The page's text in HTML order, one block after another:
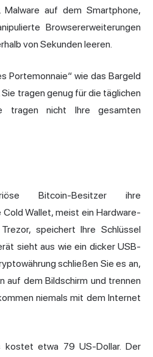
Malware auf dem Smartphone,
Browsererweiterungen
von Sekunden leeren.
Portemonnaie“ wie das Bargeld
tragen genug für die täglichen
tragen nicht Ihre gesamten
Bitcoin-Besitzer ihre
Cold Wallet, meist ein Hardware-
speichert Ihre Schlüssel
sieht aus wie ein dicker USB-
schließen Sie es an,
auf dem Bildschirm und trennen
niemals mit dem Internet
kostet etwa 79 US-Dollar. Der